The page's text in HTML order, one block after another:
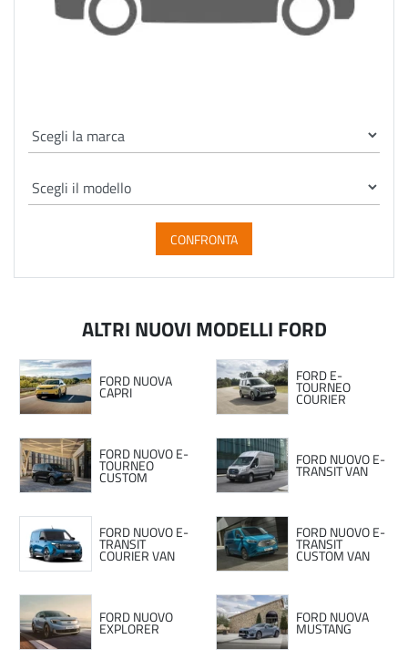
CONFRONTA
ALTRI NUOVI MODELLI FORD
FORD NUOVA
CAPRI
FORD E-
TOURNEO
COURIER
FORD NUOVO E-
TOURNEO
CUSTOM
FORD NUOVO E-
TRANSIT VAN
FORD NUOVO E-
TRANSIT
COURIER VAN
FORD NUOVO E-
TRANSIT
CUSTOM VAN
FORD NUOVO
EXPLORER
FORD NUOVA
MUSTANG